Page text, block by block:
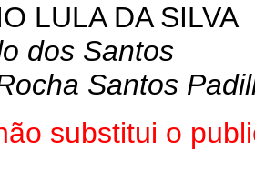
LULA DA SILVA
dos Santos
Santos
substitui o